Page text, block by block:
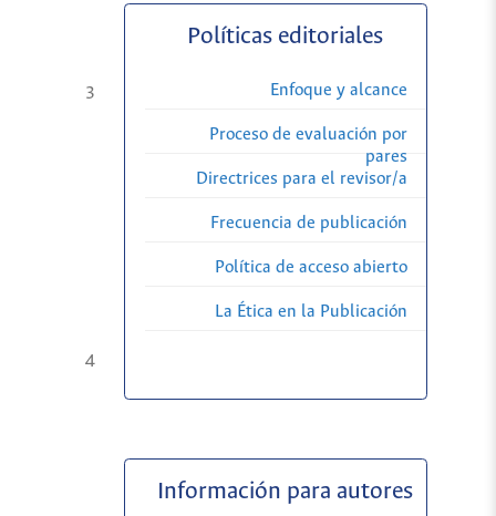
3
4
Políticas editoriales
Enfoque y alcance
Proceso de evaluación por
pares
Directrices para el revisor/a
Frecuencia de publicación
Política de acceso abierto
La Ética en la Publicación
Información para autores